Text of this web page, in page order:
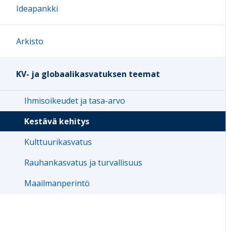
Ideapankki
Arkisto
KV- ja globaalikasvatuksen teemat
Ihmisoikeudet ja tasa-arvo
Kestävä kehitys
Kulttuurikasvatus
Rauhankasvatus ja turvallisuus
Maailmanperintö